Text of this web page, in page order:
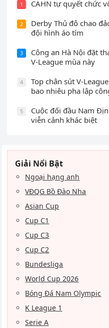
1 CAHN tự quyết chức
2
Derby Thủ đô chao
đội hình áo tím
3
Công an Hà Nội đặt
V-League mùa này
4
Top chân sút V-
bao nhiêu pha lập
5
Cuộc đối đầu Nam
viễn cảnh khác biệt
Giải Nổi Bật
Ngoại hạng anh
VĐQG Bồ Đào Nha
Asian Cup
Cup C1
Cup C3
Cup C2
Bundesliga
World Cup 2026
Bóng Đá Nam Olympic
K League 1
Serie A